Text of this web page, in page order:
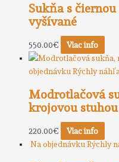
Sukňa s
vyšívané
550.00€
Viac info
objednávku Rýchly
Modrotlačová
krojovou stuhou
220.00€
Viac info
Na objednávku Rýchly